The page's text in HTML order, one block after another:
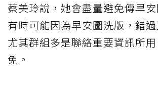
蔡美玲說，她會盡量避免傳早
有時可能因為早安圖洗版，錯過
尤其群組多是聯絡重要資訊所
免。